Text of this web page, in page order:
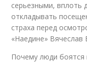
серьезными, вплоть
откладывать
страха перед
«Наедине» Вячеслав
Почему люди боятся